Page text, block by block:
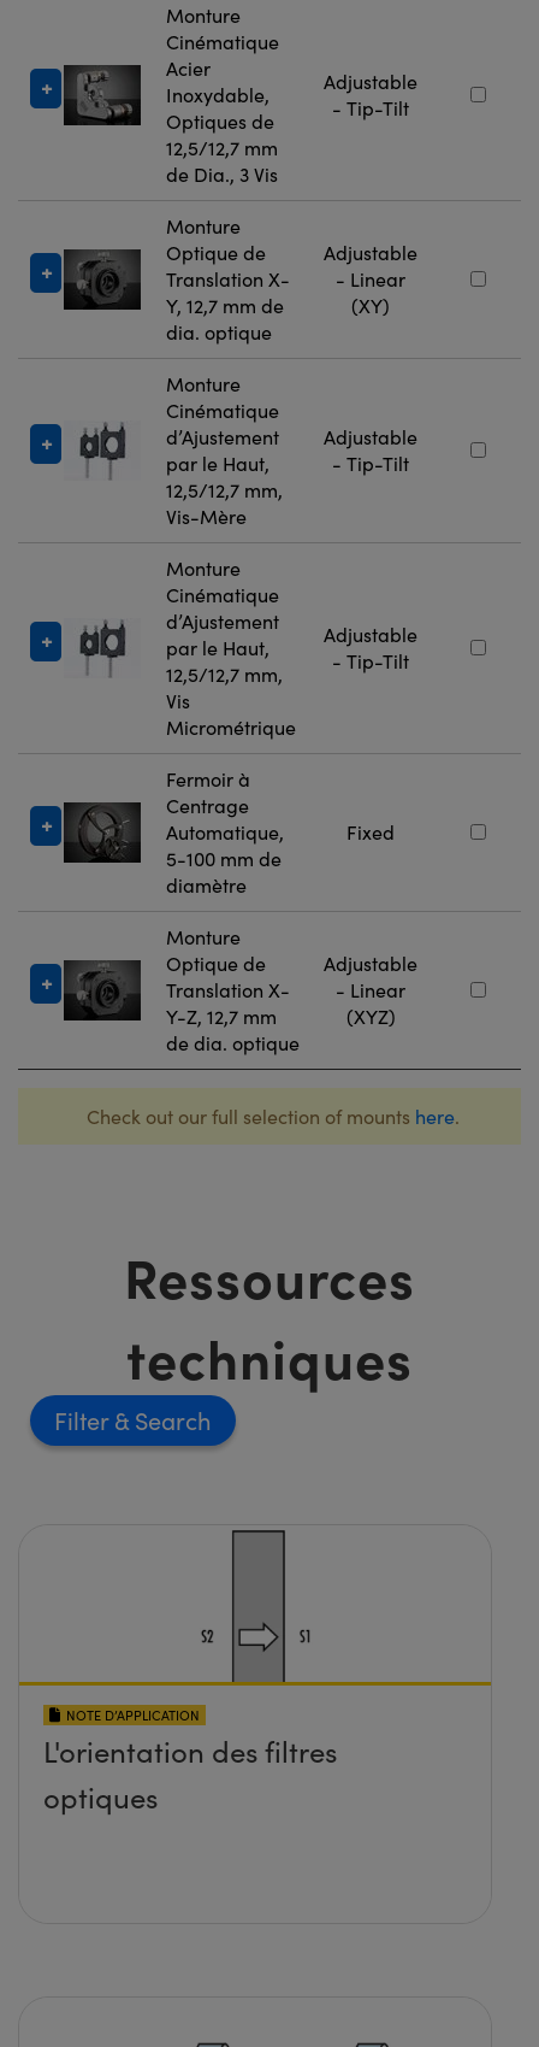
Monture
Cinématique
Acier
Inoxydable,
Optiques de
12,5/12,7 mm
de Dia., 3 Vis
Adjustable
- Tip-Tilt
Monture
Optique de
Translation X-
Y, 12,7 mm de
dia. optique
Adjustable
- Linear
(XY)
Monture
Cinématique
d’Ajustement
par le Haut,
12,5/12,7 mm,
Vis-Mère
Adjustable
- Tip-Tilt
Monture
Cinématique
d’Ajustement
par le Haut,
12,5/12,7 mm,
Vis
Micrométrique
Adjustable
- Tip-Tilt
Fermoir à
Centrage
Automatique,
5-100 mm de
diamètre
Fixed
Monture
Optique de
Translation X-
Y-Z, 12,7 mm
de dia. optique
Adjustable
- Linear
(XYZ)
Check out our full selection of mounts here.
Ressources
techniques
Filter
NOTE D’APPLICATION
L'orientation des filtres
optiques